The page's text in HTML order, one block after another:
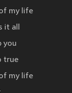
my life
it all
you
true
my life